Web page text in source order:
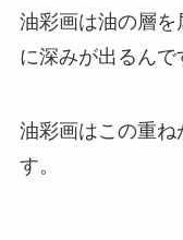
油彩画は油の層
に深みが出るんで
油彩画はこの重ね
す。